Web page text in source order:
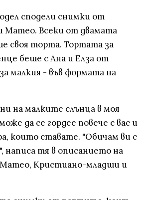
сподели снимки от
Матео. Всеки от двамата
своя торта. Тортата за
беше с Ана и Елза от
малкия - във формата на
на малките слънца в моя
да се гордее повече с вас и
които ставате. "Обичам ви с
написа тя в описанието на
Кристиано-младши и